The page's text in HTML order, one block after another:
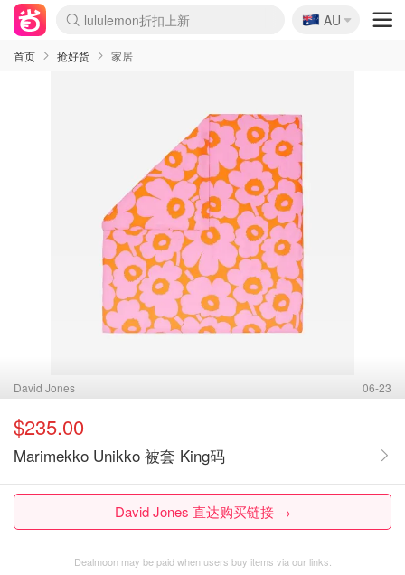
lululemon折扣上新
Sasa美妆护肤3.5折
SSENSE年中2.5折
FreshBeauty好价汇总
Cettire降价+叠9折
WWS Coles超市实拍
viagogo二手票捡漏
Myer超级周末
The Outnet奢牌1折起
David Jones 3折起
Flannels大牌1折
Perfumes Club护肤1折
AMIRO面罩$251
Amazon折扣汇总
eToro入金$200送$50
Amazon数码好物
ICONIC本周7.5折
ThedoubleF高奢地板价
Moose Knuckles 6折
丝芙兰5折起
EUFY摄像头$98
Selenichast首饰2折
Trip机票酒店促销
YSL送5件彩妆礼
Amazon家居好物
Amazon美妆护肤
雅漾大喷$8
过敏原检测盒$33
伊索独家赠50ml沐浴露
科颜氏高保湿面霜$29
SEALIFE海洋馆门票6折
丝塔芙大白罐$16
订阅Newsletter送香薰
Cult Beauty 6.8折
Harrods圣诞日历$525
LN-CC奢牌私促3折
d'Alba空姐喷雾$16
EVE LOM套装£56
Bernardelli独家4折
Adore Beauty 6折起
CT圣诞日历
Mytheresa奢品2.7折
Luxury Escapes 9折
Currentbody美容仪$881
MOON Garden Live
Roborock扫地机$649
Tingo Life水杯$24
Valentino官网5折
CR洗护套装$23
修丽可4件套$159
Myer彩妆2件7折
GANNI官网4.5折
Stylevana韩妆4折
Tessabit高奢8.5折
OGX洗发水$11
Amazon阿德莱德次日达
卡诗8.5折+赠礼
Philips Hue灯具8折
🇦🇺
AU
首页 抢好货 家居
David Jones 06-23
$235.00
Marimekko Unikko 被套 King码
David Jones 直达购买链接 →
Dealmoon may be paid when users buy items via our links.